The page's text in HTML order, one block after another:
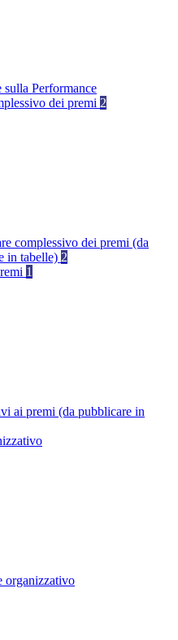
sulla Performance
dei premi 2
complessivo dei premi (da
in tabelle) 2
1
ai premi (da pubblicare in
organizzativo